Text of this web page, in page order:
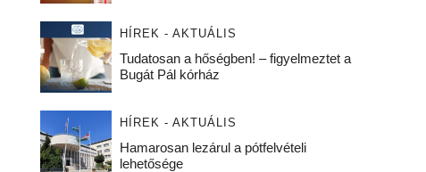
HÍREK - AKTUÁLIS
Tudatosan a hőségben! – figyelmeztet a
Bugát Pál kórház
HÍREK - AKTUÁLIS
Hamarosan lezárul a pótfelvételi
lehetősége